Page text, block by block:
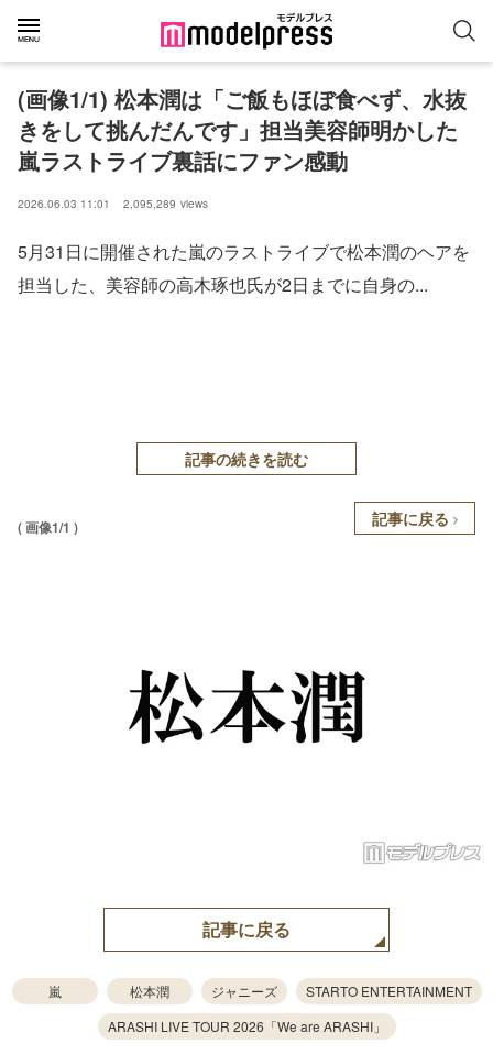
(画像1/1) 松本潤は「ご飯もほぼ食べず、水抜
きをして挑んだんです」担当美容師明かした
嵐ラストライブ裏話にファン感動
2026.06.03 11:01 2,095,289 views
5月31日に開催された嵐のラストライブで松本潤のヘアを
担当した、美容師の高木琢也氏が2日までに自身の...
記事の続きを読む
( 画像1/1 ) 記事に戻る
記事に戻る
嵐 松本潤 ジャニーズ
STARTO ENTERTAINMENT
ARASHI LIVE TOUR 2026「We are ARASHI」